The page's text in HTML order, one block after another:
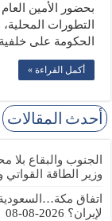
بحضور الأمين
التطورات
الحكومة على
أكمل القراءة »
أحدث المقالات
الجنوب والبقاع
وزير الطاقة القواتي
اتفاق
لإيران؟ 2026-08-08